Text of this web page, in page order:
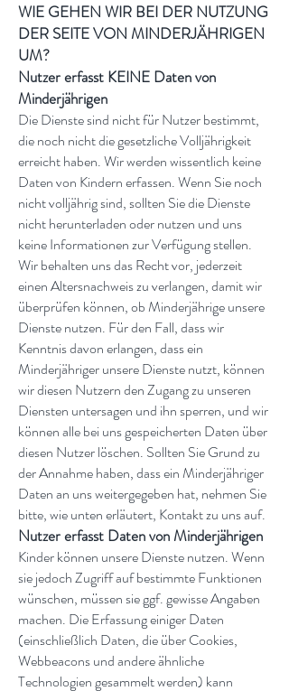
WIE GEHEN WIR BEI DER NUTZUNG
DER SEITE VON MINDERJÄHRIGEN
UM?
Nutzer erfasst KEINE Daten von
Minderjährigen
Die Dienste sind nicht für Nutzer bestimmt,
die noch nicht die gesetzliche Volljährigkeit
erreicht haben. Wir werden wissentlich keine
Daten von Kindern erfassen. Wenn Sie noch
nicht volljährig sind, sollten Sie die Dienste
nicht herunterladen oder nutzen und uns
keine Informationen zur Verfügung stellen.
Wir behalten uns das Recht vor, jederzeit
einen Altersnachweis zu verlangen, damit wir
überprüfen können, ob Minderjährige unsere
Dienste nutzen. Für den Fall, dass wir
Kenntnis davon erlangen, dass ein
Minderjähriger unsere Dienste nutzt, können
wir diesen Nutzern den Zugang zu unseren
Diensten untersagen und ihn sperren, und wir
können alle bei uns gespeicherten Daten über
diesen Nutzer löschen. Sollten Sie Grund zu
der Annahme haben, dass ein Minderjähriger
Daten an uns weitergegeben hat, nehmen Sie
bitte, wie unten erläutert, Kontakt zu uns auf.
Nutzer erfasst Daten von Minderjährigen
Kinder können unsere Dienste nutzen. Wenn
sie jedoch Zugriff auf bestimmte Funktionen
wünschen, müssen sie ggf. gewisse Angaben
machen. Die Erfassung einiger Daten
(einschließlich Daten, die über Cookies,
Webbeacons und andere ähnliche
Technologien gesammelt werden) kann